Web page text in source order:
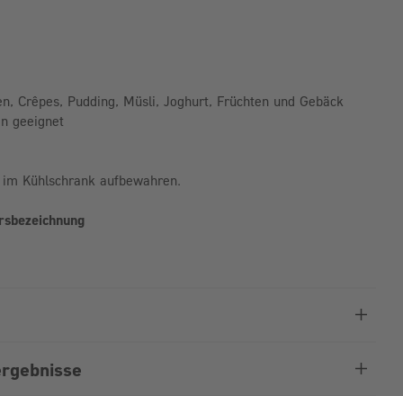
Crêpes, Pudding, Müsli, Joghurt, Früchten und Gebäck
geeignet
Kühlschrank aufbewahren.